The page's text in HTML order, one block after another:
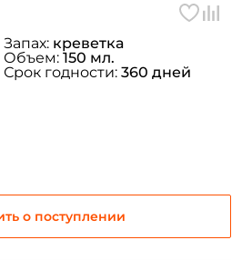
о поступлении
Запах: креветка
Объем: 150 мл.
Срок годности: 360 дней